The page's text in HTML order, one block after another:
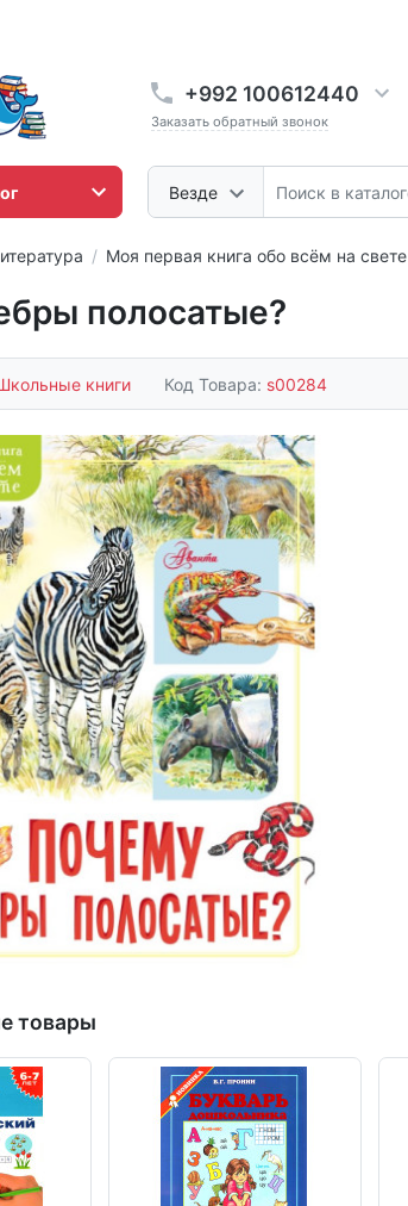
+992 100612440
Заказать обратный звонок
Везде
Моя первая книга обо всём на свете
полосатые?
книги Код Товара: s00284
товары